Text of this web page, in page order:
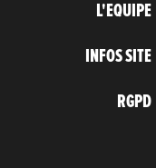
L'EQUIPE
INFOS SITE
RGPD